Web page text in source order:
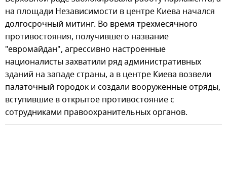
на площади Независимости в центре Киева начался
долгосрочный митинг. Во время трехмесячного
противостояния, получившего название
"евромайдан", агрессивно настроенные
националисты захватили ряд административных
зданий на западе страны, а в центре Киева возвели
палаточный городок и создали вооруженные отряды,
вступившие в открытое противостояние с
сотрудниками правоохранительных органов.